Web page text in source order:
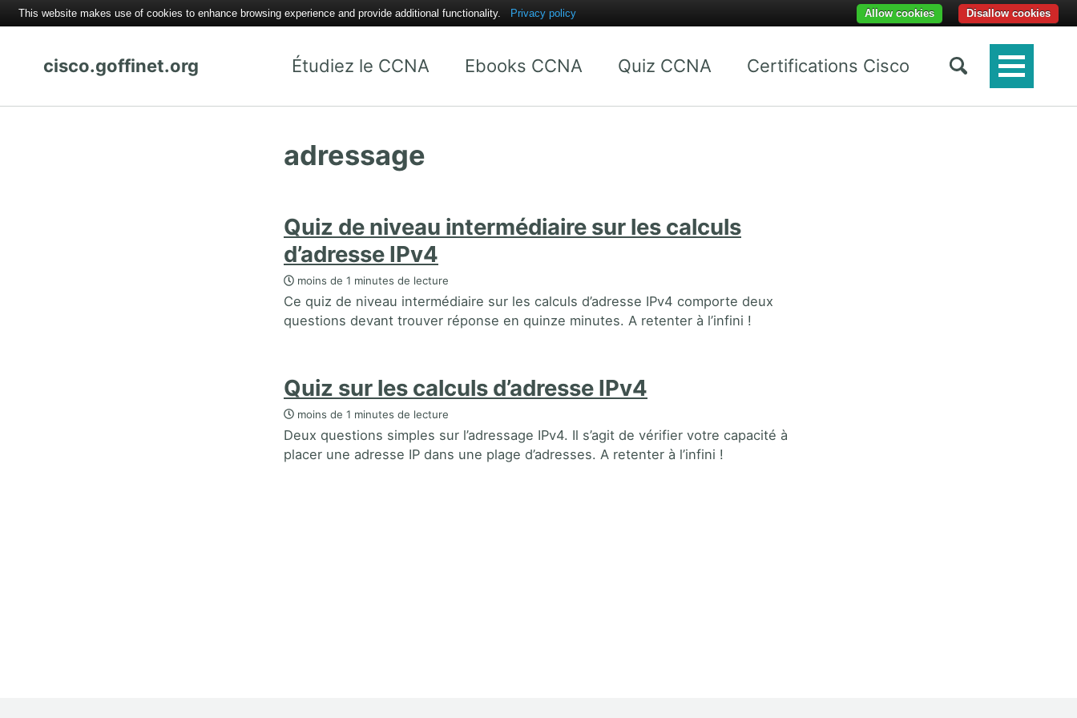
cisco.goffinet.org Étudiez le CCNA Ebooks CCNA Quiz CCNA Certifications Cisco
Toggle
Menu
adressage
Quiz de niveau intermédiaire sur les calculs
d’adresse IPv4
moins de 1 minutes de lecture
Ce quiz de niveau intermédiaire sur les calculs d’adresse IPv4 comporte deux
questions devant trouver réponse en quinze minutes. A retenter à l’infini !
Quiz sur les calculs d’adresse IPv4
moins de 1 minutes de lecture
Deux questions simples sur l’adressage IPv4. Il s’agit de vérifier votre capacité à
placer une adresse IP dans une plage d’adresses. A retenter à l’infini !
This website makes use of cookies to enhance browsing experience and provide additional functionality. Privacy policy Disallow cookies
Allow cookies